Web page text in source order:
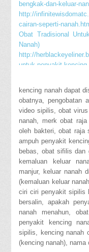
bengkak-dan-keluar-
http://
cairan-seperti-
Obat Tradisional
Nanah)
http://
untuk-penyakit-
tradisional-mengobati-
http://
secara-tradisional-
Penyakit Kencing
http://herbal-helath-
disebabkan-oleh.html
http://
obat-gonore-kemaluan-
http://
mengobati-kencing-
http://
kemaluan-keluar-
http://heritage-
gonore-kencing-
http://
kencing nanah dapat
obatnya, pengobatan
video sipilis, obat
nanah, merk obat
oleh bakteri, obat
ampuh penyakit
bebas, obat sifilis dan
kemaluan keluar
manjur, keluar nanah
(kemaluan keluar
ciri ciri penyakit sipilis
bersalin, apakah
nanah menahun,
penyakit kencing
sipilis, kencing nanah
(kencing nanah),